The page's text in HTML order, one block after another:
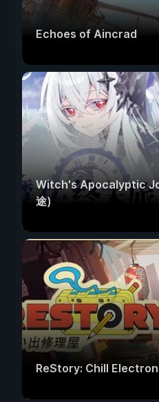
Echoes of Aincrad
Witch's Apocalyptic
途)
ReStory: Chill